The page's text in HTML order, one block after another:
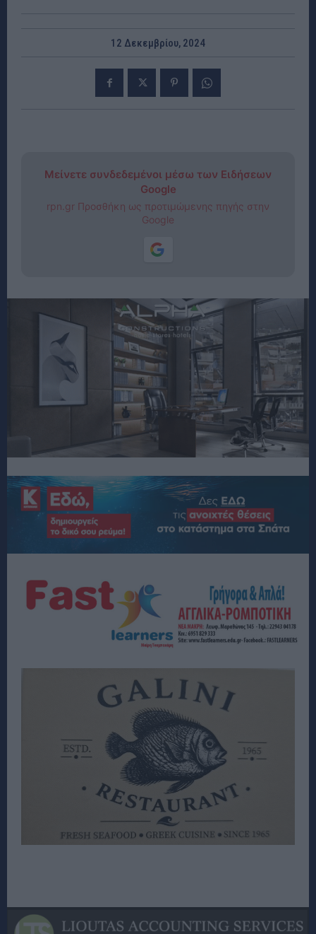
12 Δεκεμβρίου, 2024
Μείνετε συνδεδεμένοι μέσω των Ειδήσεων
Google
rpn.gr Προσθήκη ως προτιμώμενης πηγής στην
Google